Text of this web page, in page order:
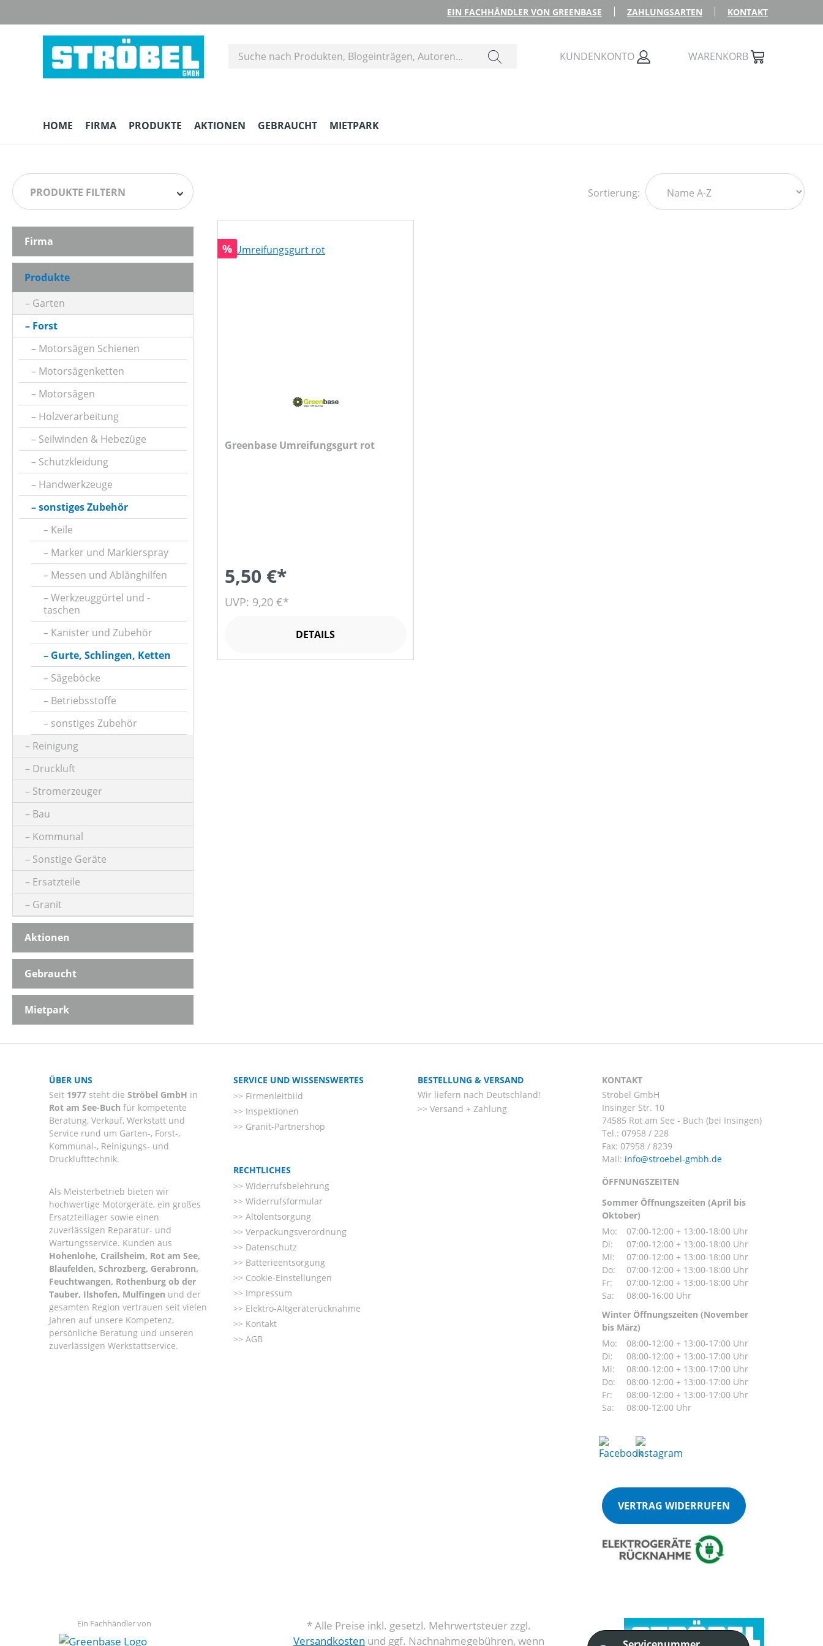
EIN FACHHÄNDLER VON GREENBASE ZAHLUNGSARTEN KONTAKT
KUNDENKONTO WARENKORB
HOME FIRMA PRODUKTE AKTIONEN GEBRAUCHT MIETPARK
PRODUKTE FILTERN
HERSTELLER
PREIS
Firma
Produkte
Garten
Forst
Motorsägen Schienen
Motorsägenketten
Motorsägen
Holzverarbeitung
Seilwinden & Hebezüge
Schutzkleidung
Handwerkzeuge
sonstiges Zubehör
Keile
Marker und Markierspray
Messen und Ablänghilfen
Werkzeuggürtel und -
taschen
Kanister und Zubehör
Gurte, Schlingen, Ketten
Sägeböcke
Betriebsstoffe
sonstiges Zubehör
Reinigung
Druckluft
Stromerzeuger
Bau
Kommunal
Sonstige Geräte
Ersatzteile
Granit
Aktionen
Gebraucht
Mietpark
Sortierung:
Rabatt
%
Greenbase Umreifungsgurt rot
5,50 €*
UVP: 9,20 €*
DETAILS
ÜBER UNS
Seit 1977 steht die Ströbel GmbH in
Rot am See-Buch für kompetente
Beratung, Verkauf, Werkstatt und
Service rund um Garten-, Forst-,
Kommunal-, Reinigungs- und
Drucklufttechnik.
Als Meisterbetrieb bieten wir
hochwertige Motorgeräte, ein großes
Ersatzteillager sowie einen
zuverlässigen Reparatur- und
Wartungsservice. Kunden aus
Hohenlohe, Crailsheim, Rot am See,
Blaufelden, Schrozberg, Gerabronn,
Feuchtwangen, Rothenburg ob der
Tauber, Ilshofen, Mulfingen und der
gesamten Region vertrauen seit vielen
Jahren auf unsere Kompetenz,
persönliche Beratung und unseren
zuverlässigen Werkstattservice.
SERVICE UND WISSENSWERTES
Firmenleitbild
Inspektionen
Granit-Partnershop
RECHTLICHES
Widerrufsbelehrung
Widerrufsformular
Altölentsorgung
Verpackungsverordnung
Datenschutz
Batterieentsorgung
Cookie-Einstellungen
Impressum
Elektro-Altgeräterücknahme
Kontakt
AGB
BESTELLUNG & VERSAND
Wir liefern nach Deutschland!
Versand + Zahlung
KONTAKT
Ströbel GmbH
Insinger Str. 10
74585 Rot am See - Buch (bei Insingen)
Tel.: 07958 / 228
Fax: 07958 / 8239
Mail:
ÖFFNUNGSZEITEN
Sommer Öffnungszeiten (April bis
Oktober)
Mo:
07:00-12:00 + 13:00-18:00 Uhr
Di:
07:00-12:00 + 13:00-18:00 Uhr
Mi:
07:00-12:00 + 13:00-18:00 Uhr
Do:
07:00-12:00 + 13:00-18:00 Uhr
Fr:
07:00-12:00 + 13:00-18:00 Uhr
Sa:
08:00-16:00 Uhr
Winter Öffnungszeiten (November
bis März)
Mo:
08:00-12:00 + 13:00-17:00 Uhr
Di:
08:00-12:00 + 13:00-17:00 Uhr
Mi:
08:00-12:00 + 13:00-17:00 Uhr
Do:
08:00-12:00 + 13:00-17:00 Uhr
Fr:
08:00-12:00 + 13:00-17:00 Uhr
Sa:
08:00-12:00 Uhr
VERTRAG WIDERRUFEN
Ein Fachhändler von
* Alle Preise inkl. gesetzl. Mehrwertsteuer zzgl.
Versandkosten und ggf. Nachnahmegebühren, wenn